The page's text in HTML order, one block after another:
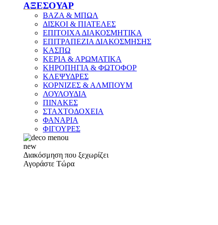
ΑΞΕΣΟΥΑΡ
ΒΑΖΑ & ΜΠΩΛ
ΔΙΣΚΟΙ & ΠΙΑΤΕΛΕΣ
ΕΠΙΤΟΙΧΑ ΔΙΑΚΟΣΜΗΤΙΚΑ
ΕΠΙΤΡΑΠΕΖΙΑ ΔΙΑΚΟΣΜΗΣΗΣ
ΚΑΣΠΩ
ΚΕΡΙΑ & ΑΡΩΜΑΤΙΚΑ
ΚΗΡΟΠΗΓΙΑ & ΦΩΤΟΦΟΡ
ΚΛΕΨΥΔΡΕΣ
ΚΟΡΝΙΖΕΣ & ΑΛΜΠΟΥΜ
ΛΟΥΛΟΥΔΙΑ
ΠΙΝΑΚΕΣ
ΣΤΑΧΤΟΔΟΧΕΙΑ
ΦΑΝΑΡΙΑ
ΦΙΓΟΥΡΕΣ
new
Διακόσμηση που ξεχωρίζει
Αγοράστε Τώρα